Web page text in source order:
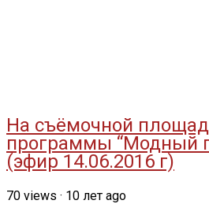
На съёмочной
программы “Модный
(эфир 14.06.2016 г)
70 views · 10 лет ago